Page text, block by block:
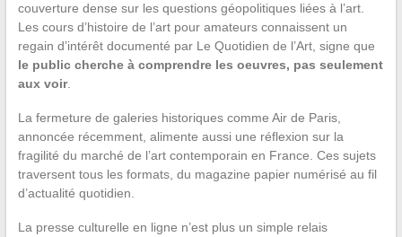
couverture dense sur les questions géopolitiques liées à l’art.
Les cours d’histoire de l’art pour amateurs connaissent un
regain d’intérêt documenté par Le Quotidien de l’Art, signe que
le public cherche à comprendre les oeuvres, pas seulement
aux voir.
La fermeture de galeries historiques comme Air de Paris,
annoncée récemment, alimente aussi une réflexion sur la
fragilité du marché de l’art contemporain en France. Ces sujets
traversent tous les formats, du magazine papier numérisé au fil
d’actualité quotidien.
La presse culturelle en ligne n’est plus un simple relais